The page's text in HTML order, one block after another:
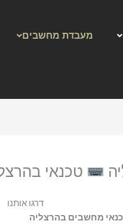
מעבדת מחשבים
טכנאי
דרגו אותנו
מחשבים בהרצליה